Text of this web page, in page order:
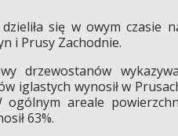
się w owym czasie
i Prusy Zachodnie.
drzewostanów
iglastych wynosił w
ogólnym areale
63%.